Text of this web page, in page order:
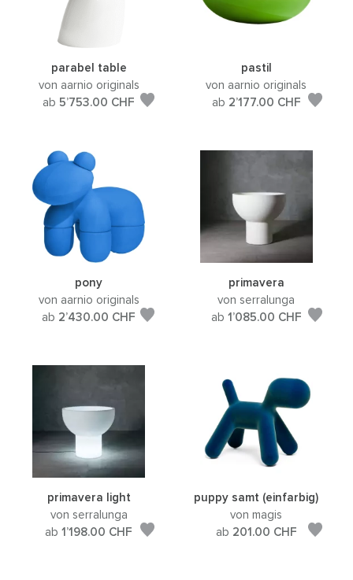
parabel table
von aarnio originals
ab 5’753.00 CHF
pastil
von aarnio originals
ab 2’177.00 CHF
pony
von aarnio originals
ab 2’430.00 CHF
primavera
von serralunga
ab 1’085.00 CHF
primavera light
von serralunga
ab 1’198.00 CHF
puppy samt (einfarbig)
von magis
ab 201.00 CHF